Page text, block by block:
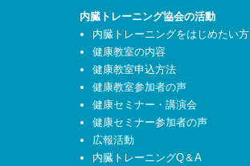
内臓トレーニング協会の活動
内臓トレーニングをはじめたい方
健康教室の内容
健康教室申込方法
健康教室参加者の声
健康セミナー・講演会
健康セミナー参加者の声
広報活動
内臓トレーニングQ＆A